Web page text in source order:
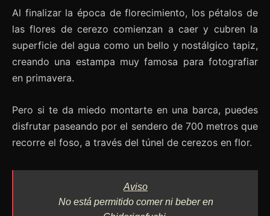
Al finalizar la época de florecimiento, los pétalos de
las flores de cerezo comienzan a caer y cubren la
superficie del agua como un bello y nostálgico tapiz,
creando una estampa muy famosa para fotografiar
en primavera.
Pero si te da miedo montarte en una barca, puedes
disfrutar paseando por el sendero de 700 metros que
recorre el foso, a través del túnel de cerezos en flor.
Aviso
No está permitido comer ni beber en